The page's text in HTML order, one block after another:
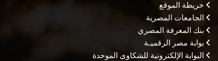
خريطة الموقع
الجامعات المصرية
بنك المعرفة المصري
بوابة مصر الرقميـة
البوابة الإلكترونية للشكاوى الموحدة